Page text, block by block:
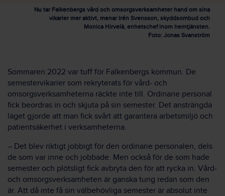
Nu tar Falkenbergs vård och omsorgsverksamheter hand om sina
vikarier mer aktivt, menar Irén Svensson, skyddsombud och
Monica Hirvelä, enhetschef inom hemtjänsten.
Foto: Jonas Svanström
Sommaren 2022 var tuff för Falkenbergs kommun. De
semestervikarier som rekryterats för vård- och
omsorgsverksamheterna räckte inte till. Ordinarie personal
fick beordras in och skjuta på sin semester. Det ansträngda
läget gjorde att man fick svårt att garantera arbetsmiljö och
patientsäkerhet i verksamheterna.
– Det blev riktigt jobbigt för den ordinarie personalen, dels
de som var inne och jobbade. Men också för de som hade
semester och plötsligt fick avbryta den för att rycka in. Vård-
och omsorgsverksamheten är ganska tung redan som den
är. Att då inte få sin välbehövliga semester är absolut inte